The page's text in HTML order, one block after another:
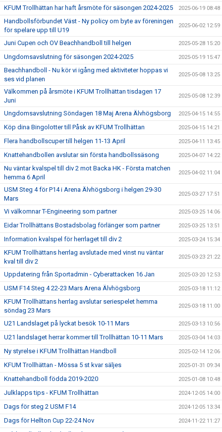
KFUM Trollhättan har haft årsmöte för säsongen 2024-2025 2025-06-19 08:48
Handbollsförbundet Väst - Ny policy om byte av föreningen
för spelare upp till U19
2025-06-02 12:59
Juni Cupen och OV Beachhandboll till helgen 2025-05-28 15:20
Ungdomsavslutning för säsongen 2024-2025 2025-05-19 15:47
Beachhandboll - Nu kör vi igång med aktiviteter hoppas vi
ses vid planen
2025-05-08 13:25
Välkommen på årsmöte i KFUM Trollhättan tisdagen 17
Juni
2025-05-08 12:39
Ungdomsavslutning Söndagen 18 Maj Arena Älvhögsborg 2025-04-15 14:55
Köp dina Bingolotter till Påsk av KFUM Trollhättan 2025-04-15 14:21
Flera handbollscuper till helgen 11-13 April 2025-04-11 13:45
Knattehandbollen avslutar sin första handbollssäsong 2025-04-07 14:22
Nu väntar kvalspel till div 2 mot Backa HK - Första matchen
hemma 6 April
2025-04-02 11:04
USM Steg 4 för P14 i Arena Älvhögsborg i helgen 29-30
Mars
2025-03-27 17:51
Vi välkomnar T-Engineering som partner 2025-03-25 14:06
Eidar Trollhättans Bostadsbolag förlänger som partner 2025-03-25 13:51
Information kvalspel för herrlaget till div 2 2025-03-24 15:34
KFUM Trollhättans herrlag avslutade med vinst nu väntar
kval till div 2
2025-03-23 21:22
Uppdatering från Sportadmin - Cyberattacken 16 Jan 2025-03-20 12:53
USM F14 Steg 4 22-23 Mars Arena Älvhögsborg 2025-03-18 11:12
KFUM Trollhättans herrlag avslutar seriespelet hemma
söndag 23 Mars
2025-03-18 11:00
U21 Landslaget på lyckat besök 10-11 Mars 2025-03-13 10:56
U21 landslaget herrar kommer till Trollhättan 10-11 Mars 2025-03-04 14:03
Ny styrelse i KFUM Trollhättan Handboll 2025-02-14 12:06
KFUM Trollhättan - Mössa 5 st kvar säljes 2025-01-31 09:34
Knattehandboll födda 2019-2020 2025-01-08 10:48
Julklapps tips - KFUM Trollhättan 2024-12-05 14:00
Dags för steg 2 USM F14 2024-12-05 13:34
Dags för Hellton Cup 22-24 Nov 2024-11-22 11:27